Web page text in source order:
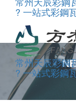
? 一站式彩鋼
常州天辰彩鋼
? 一站式彩鋼